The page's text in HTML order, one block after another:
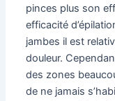
pinces plus son
efficacité
jambes il est
douleur.
des zones
de ne jamais